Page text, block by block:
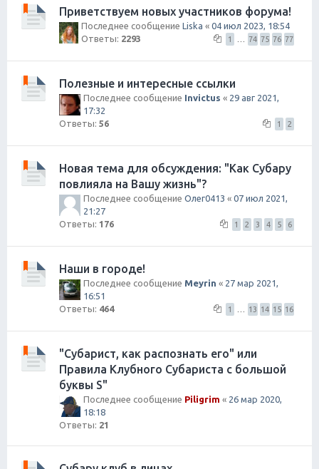
Приветствуем новых участников форума!
Последнее сообщение Liska « 04 июл 2023, 18:54
Ответы: 2293 1 74 75 76 77
Полезные и интересные ссылки
Последнее сообщение Invictus « 29 авг 2021,
17:32
Ответы: 56 1 2
Новая тема для обсуждения: "Как Субару
повлияла на Вашу жизнь"?
Последнее сообщение Олег0413 « 07 июл 2021,
21:27
Ответы: 176 1 2 3 4 5 6
Наши в городе!
Последнее сообщение Meyrin « 27 мар 2021,
16:51
Ответы: 464 1 13 14 15 16
"Субарист, как распознать его" или
Правила Клубного Субариста с большой
буквы S"
Последнее сообщение Piligrim « 26 мар 2020,
18:18
Ответы: 21